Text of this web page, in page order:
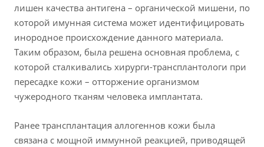
лишен качества антигена – органической мишени, по
которой имунная система может идентифицировать
инородное происхождение данного материала.
Таким образом, была решена основная проблема, с
которой сталкивались хирурги-трансплантологи при
пересадке кожи – отторжение организмом
чужеродного тканям человека имплантата.
Ранее трансплантация аллогеннов кожи была
связана с мощной иммунной реакцией, приводящей